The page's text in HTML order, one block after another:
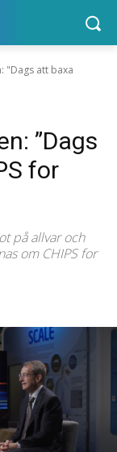
"Dags att baxa
”Dags
for
på allvar och
om CHIPS for